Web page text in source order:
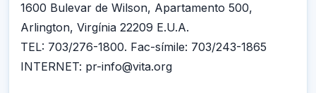
1600 Bulevar de Wilson, Apartamento 500,
Arlington, Virgínia 22209 E.U.A.
TEL: 703/276-1800. Fac-símile: 703/243-1865
INTERNET: pr-info@vita.org